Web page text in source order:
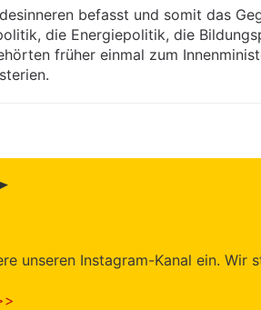
befasst und somit das
die Energiepolitik, die
früher einmal zum
unseren Instagram-Kanal ein. Wir